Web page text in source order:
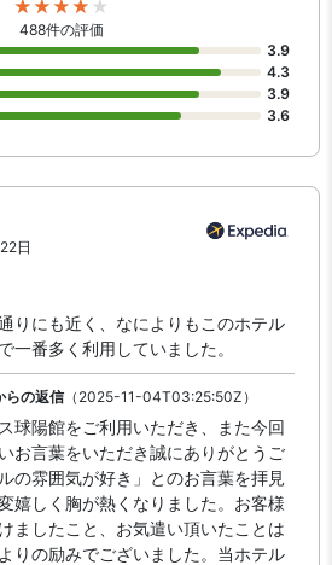
488件の評価
3.9
4.3
3.9
3.6
日
りにも近く、なによりもこのホテル
一番多く利用していました。
らの返信（2025-11-04T03:25:50Z）
球陽館をご利用いただき、また今回
お言葉をいただき誠にありがとうご
の雰囲気が好き」とのお言葉を拝見
嬉しく胸が熱くなりました。お客様
ましたこと、お気遣い頂いたことは
りの励みでございました。当ホテル